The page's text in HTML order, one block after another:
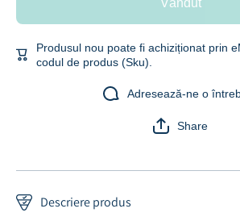
ZOP63/
ZOP64, Mediu,
Alb
Vândut
Produsul nou poate fi achiziționat prin
codul de produs (Sku).
Adresează-ne o
Share
Descriere produs